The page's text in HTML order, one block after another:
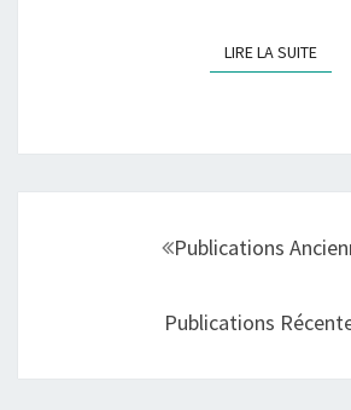
LIRE LA SUITELIRE
Publications
Publications